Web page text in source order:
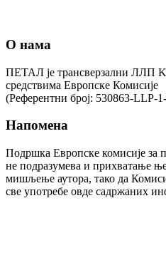
О нама
ПЕТАЛ је трансверзални ЛЛП
средствима Европске Комисије
(Референтни број: 530863-
Напомена
Подршка Европске комисије за
не подразумева и прихватање
мишљење аутора, тако да
све употребе овде садржаних